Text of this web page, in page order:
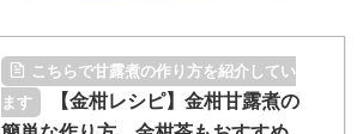
こちらで甘露煮の作り方を紹介してい
ます
【金柑レシピ】金柑甘露煮の